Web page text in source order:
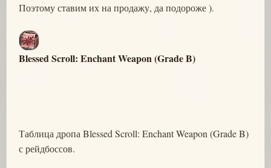
Поэтому ставим их на продажу, да подороже ).
Blessed Scroll: Enchant Weapon (Grade B)
Таблица дропа Blessed Scroll: Enchant Weapon (Grade B)
с рейдбоссов.